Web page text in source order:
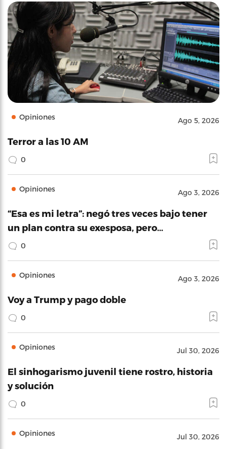
Opiniones Ago 5, 2026
Terror a las 10 AM
0
Opiniones Ago 3, 2026
“Esa es mi letra”: negó tres veces bajo tener
un plan contra su exesposa, pero…
0
Opiniones Ago 3, 2026
Voy a Trump y pago doble
0
Opiniones Jul 30, 2026
El sinhogarismo juvenil tiene rostro, historia
y solución
0
Opiniones Jul 30, 2026